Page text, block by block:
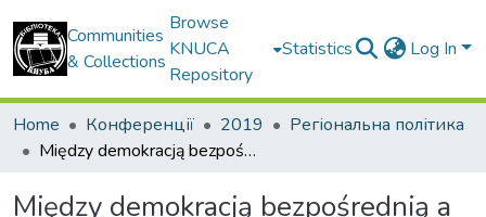
Communities
& Collections
Browse
KNUCA
Repository
Statistics Log In
Home Конференції 2019
Регіональна політика
Między demokracją bezpośrednią a pośrednią. Sejmik w Polsce Przedrozbiorowej
Między demokracją bezpośrednią a